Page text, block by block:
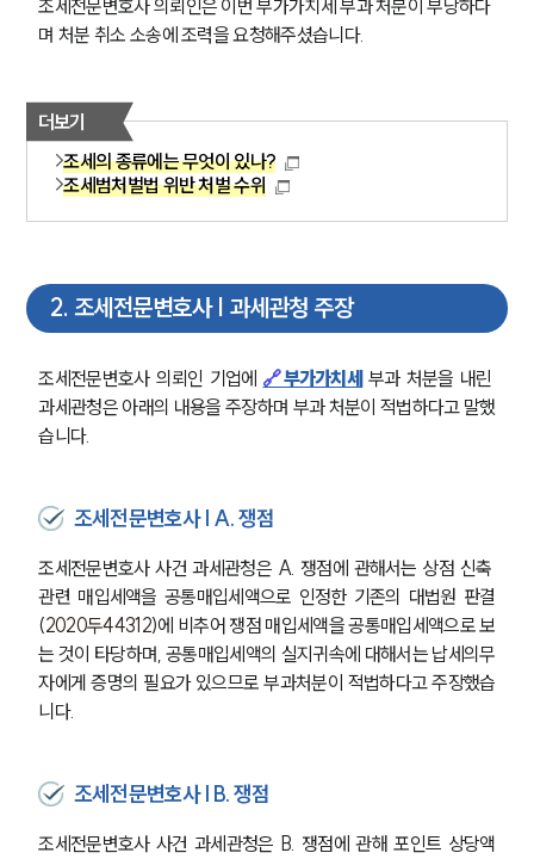
조세전문변호사 의뢰인은 이번 부가가치세 부과 처분이 부당하다
며 처분 취소 소송에 조력을 요청해주셨습니다.
더보기
조세의 종류에는 무엇이 있나?
조세범처벌법 위반 처벌 수위
2. 조세전문변호사 | 과세관청 주장
조세전문변호사 의뢰인 기업에 🔗부가가치세 부과 처분을 내린
과세관청은 아래의 내용을 주장하며 부과 처분이 적법하다고 말했
습니다.
조세전문변호사 | A. 쟁점
조세전문변호사 사건 과세관청은 A. 쟁점에 관해서는 상점 신축
관련 매입세액을 공통매입세액으로 인정한 기존의 대법원 판결
(2020두44312)에 비추어 쟁점 매입세액을 공통매입세액으로 보
는 것이 타당하며, 공통매입세액의 실지귀속에 대해서는 납세의무
자에게 증명의 필요가 있으므로 부과처분이 적법하다고 주장했습
니다.
조세전문변호사 | B. 쟁점
조세전문변호사 사건 과세관청은 B. 쟁점에 관해 포인트 상당액